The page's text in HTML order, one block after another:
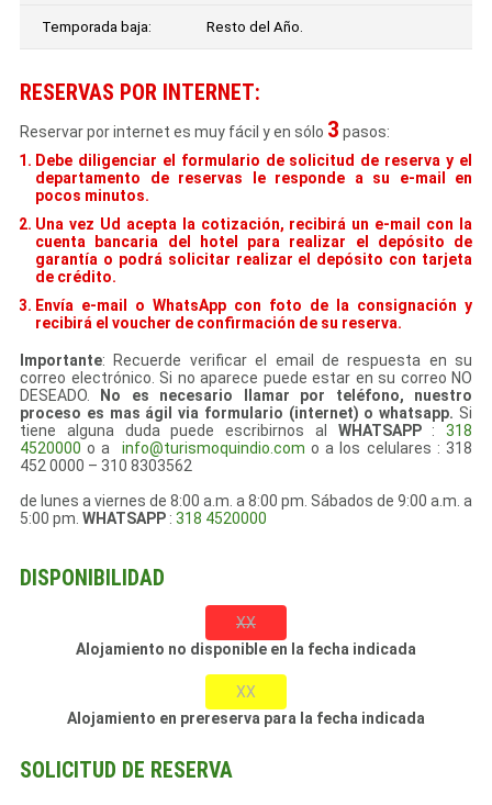
Temporada baja: Resto del Año.
RESERVAS POR INTERNET:
Reservar por internet es muy fácil y en sólo 3 pasos:
Debe diligenciar el formulario de solicitud de reserva y el
departamento de reservas le responde a su e-mail en
pocos minutos.
Una vez Ud acepta la cotización, recibirá un e-mail con la
cuenta bancaria del hotel para realizar el depósito de
garantía o podrá solicitar realizar el depósito con tarjeta
de crédito.
Envía e-mail o WhatsApp con foto de la consignación y
recibirá el voucher de confirmación de su reserva.
Importante: Recuerde verificar el email de respuesta en su
correo electrónico. Si no aparece puede estar en su correo NO
DESEADO.
No es necesario llamar por teléfono, nuestro
proceso es mas ágil via formulario (internet) o whatsapp. Si
tiene alguna duda puede escribirnos al WHATSAPP: 318
4520000 o a info@turismoquindio.com o a los celulares : 318
452 0000 – 310 8303562
de lunes a viernes de 8:00 a.m. a 8:00 pm. Sábados de 9:00 a.m. a
5:00 pm. WHATSAPP : 318 4520000
DISPONIBILIDAD
XX
Alojamiento no disponible en la fecha indicada
XX
Alojamiento en prereserva para la fecha indicada
SOLICITUD DE RESERVA